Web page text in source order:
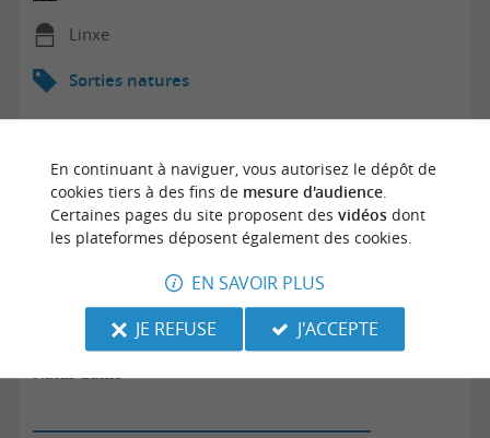
Linxe
Sorties natures
Natur'Game
En continuant à naviguer, vous autorisez le dépôt de
cookies tiers à des fins de mesure d'audience.
Certaines pages du site proposent des vidéosdont
les plateformes déposent également des cookies.
EN SAVOIR PLUS
JE REFUSE
J'ACCEPTE